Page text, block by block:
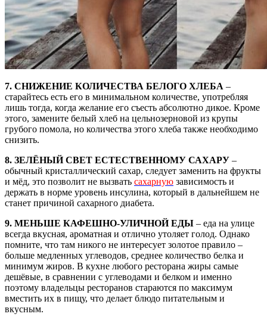
7. СНИЖЕНИЕ КОЛИЧЕСТВА БЕЛОГО ХЛЕБА –
старайтесь есть его в минимальном количестве, употребляя
лишь тогда, когда желание его съесть абсолютно дикое. Кроме
этого, замените белый хлеб на цельнозерновой из крупы
грубого помола, но количества этого хлеба также необходимо
снизить.
8. ЗЕЛЁНЫЙ СВЕТ ЕСТЕСТВЕННОМУ САХАРУ –
обычный кристаллический сахар, следует заменить на фрукты
и мёд, это позволит не вызвать сахарную зависимость и
держать в норме уровень инсулина, который в дальнейшем не
станет причиной сахарного диабета.
9. МЕНЬШЕ КАФЕШНО-УЛИЧНОЙ ЕДЫ – еда на улице
всегда вкусная, ароматная и отлично утоляет голод. Однако
помните, что там никого не интересует золотое правило –
больше медленных углеводов, среднее количество белка и
минимум жиров. В кухне любого ресторана жиры самые
дешёвые, в сравнении с углеводами и белком и именно
поэтому владельцы ресторанов стараются по максимум
вместить их в пищу, что делает блюдо питательным и
вкусным.